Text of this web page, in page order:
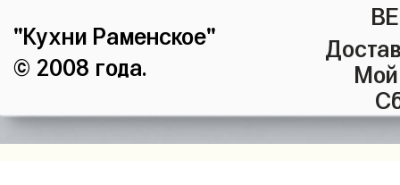
"Кухни Раменское"
© 2008 года.